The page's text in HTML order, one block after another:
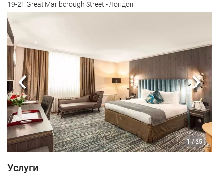
19-21 Great Marlborough Street - Лондон
1 / 25
Предыдущий
Услуги